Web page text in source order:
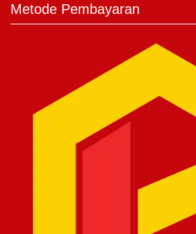
Metode Pembayaran